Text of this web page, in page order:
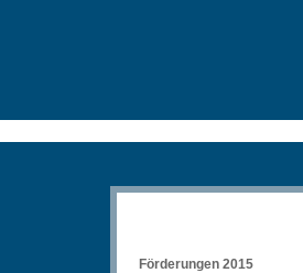
Förderungen 2015